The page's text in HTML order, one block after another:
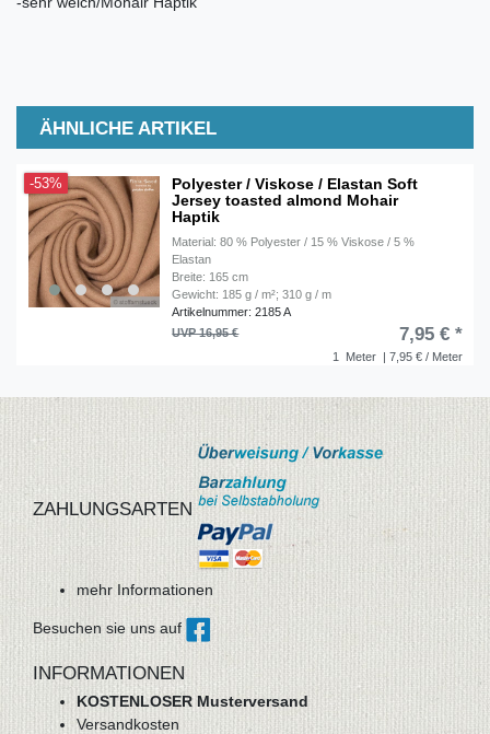
ÄHNLICHE ARTIKEL
-53%
Polyester / Viskose / Elastan Soft
Jersey toasted almond Mohair
Haptik
Material: 80 % Polyester / 15 % Viskose / 5 %
Elastan
Breite: 165 cm
Gewicht: 185 g / m²; 310 g / m
Artikelnummer: 2185 A
1 Meter | 7,95 € / Meter
UVP 16,95 € 7,95 € *
ZAHLUNGSARTEN
mehr Informationen
Besuchen sie uns auf
INFORMATIONEN
KOSTENLOSER Musterversand
Versandkosten